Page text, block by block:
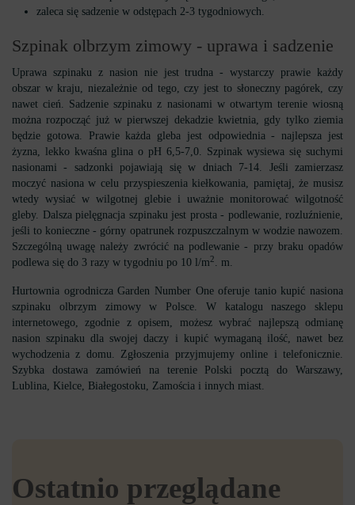
zaleca się sadzenie w odstępach 2-3 tygodniowych.
Szpinak olbrzym zimowy - uprawa i sadzenie
Uprawa szpinaku z nasion nie jest trudna - wystarczy prawie każdy
obszar w kraju, niezależnie od tego, czy jest to słoneczny pagórek, czy
nawet cień. Sadzenie szpinaku z nasionami w otwartym terenie wiosną
można rozpocząć już w pierwszej dekadzie kwietnia, gdy tylko ziemia
będzie gotowa. Prawie każda gleba jest odpowiednia - najlepsza jest
żyzna, lekko kwaśna glina o pH 6,5-7,0. Szpinak wysiewa się suchymi
nasionami - sadzonki pojawiają się w dniach 7-14. Jeśli zamierzasz
moczyć nasiona w celu przyspieszenia kiełkowania, pamiętaj, że musisz
wtedy wysiać w wilgotnej glebie i uważnie monitorować wilgotność
gleby. Dalsza pielęgnacja szpinaku jest prosta - podlewanie, rozluźnienie,
jeśli to konieczne - górny opatrunek rozpuszczalnym w wodzie nawozem.
Szczególną uwagę należy zwrócić na podlewanie - przy braku opadów
podlewa się do 3 razy w tygodniu po 10 l/m2. m.
Hurtownia ogrodnicza Garden Number One oferuje tanio kupić nasiona
szpinaku olbrzym zimowy w Polsce. W katalogu naszego sklepu
internetowego, zgodnie z opisem, możesz wybrać najlepszą odmianę
nasion szpinaku dla swojej daczy i kupić wymaganą ilość, nawet bez
wychodzenia z domu. Zgłoszenia przyjmujemy online i telefonicznie.
Szybka dostawa zamówień na terenie Polski pocztą do Warszawy,
Lublina, Kielce, Białegostoku, Zamościa i innych miast.
Ostatnio przeglądane